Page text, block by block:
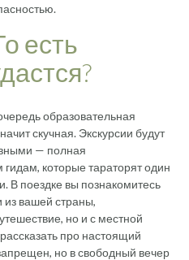
есть
образовательная
скучная. Экскурсии будут
— полная
которые тараторят один
В поездке вы познакомитесь
из вашей страны,
но и с местной
про настоящий
но в свободный вечер